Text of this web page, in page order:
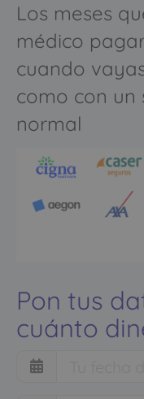
Los meses
médico
cuando
como con un
normal
Pon tus
cuánto